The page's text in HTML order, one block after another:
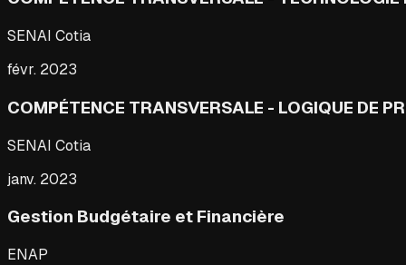
SENAI Cotia
févr. 2023
COMPÉTENCE TRANSVERSALE - LOGIQUE DE
SENAI Cotia
janv. 2023
Gestion Budgétaire et Financière
ENAP